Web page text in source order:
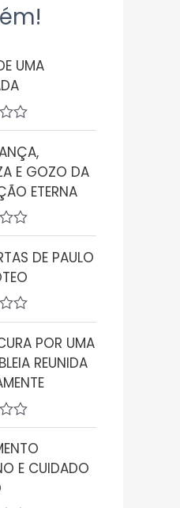
UMA
E GOZO DA
ETERNA
DE PAULO
POR UMA
REUNIDA
E CUIDADO